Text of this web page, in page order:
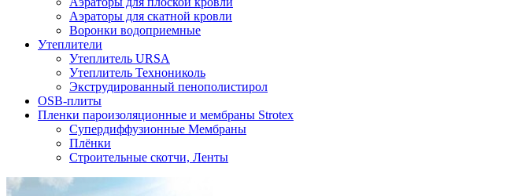
Аэраторы для скатной кровли
Воронки водоприемные
Утеплители
Утеплитель URSA
Утеплитель Технониколь
Экструдированный пенополистирол
OSB-плиты
Пленки пароизоляционные и мембраны Strotex
Супердиффузионные Мембраны
Плёнки
Строительные скотчи, Ленты